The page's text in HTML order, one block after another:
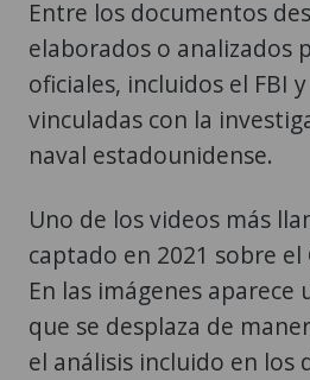
Entre los documentos
elaborados o analizados
oficiales, incluidos el FBI
vinculadas con la
naval estadounidense.
Uno de los videos más
captado en 2021 sobre
En las imágenes aparece
que se desplaza de
el análisis incluido en los